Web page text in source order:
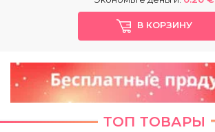
В КОРЗИНУ
ТОП ТОВАРЫ